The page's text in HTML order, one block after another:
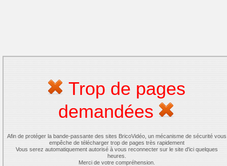
Trop de pages
demandées
Afin de protéger la bande-passante des sites BricoVidéo, un mécanisme de sécurité vous
empêche de télécharger trop de pages très rapidement
Vous serez automatiquement autorisé à vous reconnecter sur le site d'ici quelques
heures.
Merci de votre compréhension.